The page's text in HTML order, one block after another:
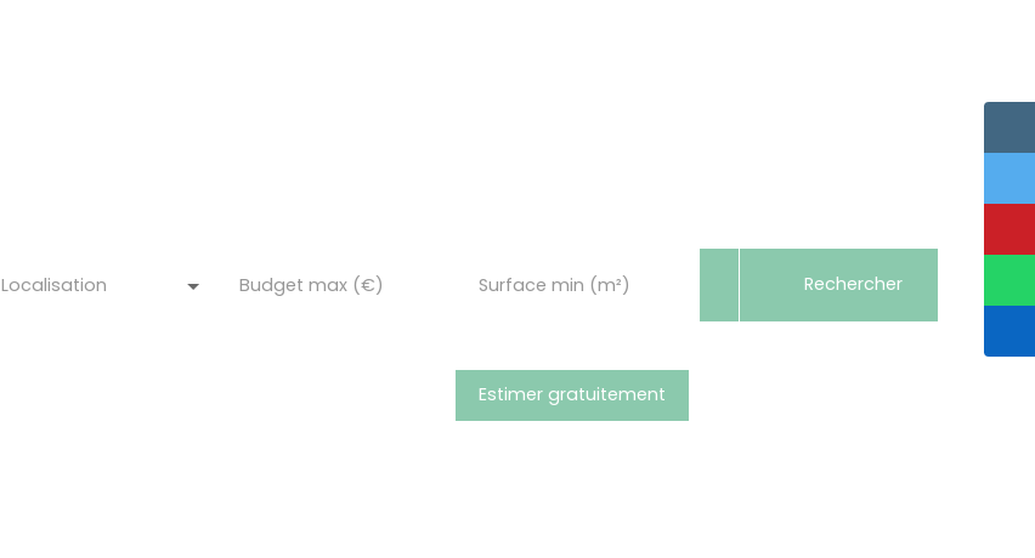
Localisation Budget max (€) Surface min (m²) Rechercher
Estimer gratuitement